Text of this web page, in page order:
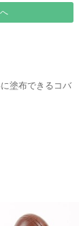
塗布できるコバ